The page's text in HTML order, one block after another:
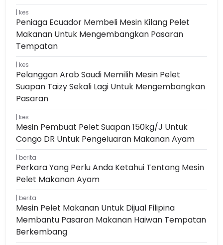
kes
Peniaga Ecuador Membeli Mesin Kilang Pelet
Makanan Untuk Mengembangkan Pasaran
Tempatan
kes
Pelanggan Arab Saudi Memilih Mesin Pelet
Suapan Taizy Sekali Lagi Untuk Mengembangkan
Pasaran
kes
Mesin Pembuat Pelet Suapan 150kg/j Untuk
Congo DR Untuk Pengeluaran Makanan Ayam
berita
Perkara Yang Perlu Anda Ketahui Tentang Mesin
Pelet Makanan Ayam
berita
Mesin Pelet Makanan Untuk Dijual Filipina
Membantu Pasaran Makanan Haiwan Tempatan
Berkembang